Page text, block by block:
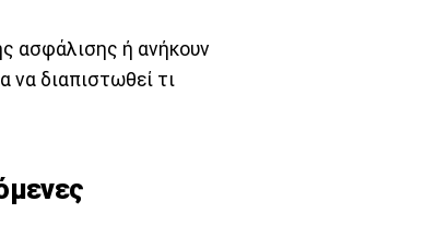
ασφάλισης ή ανήκουν
να διαπιστωθεί τι